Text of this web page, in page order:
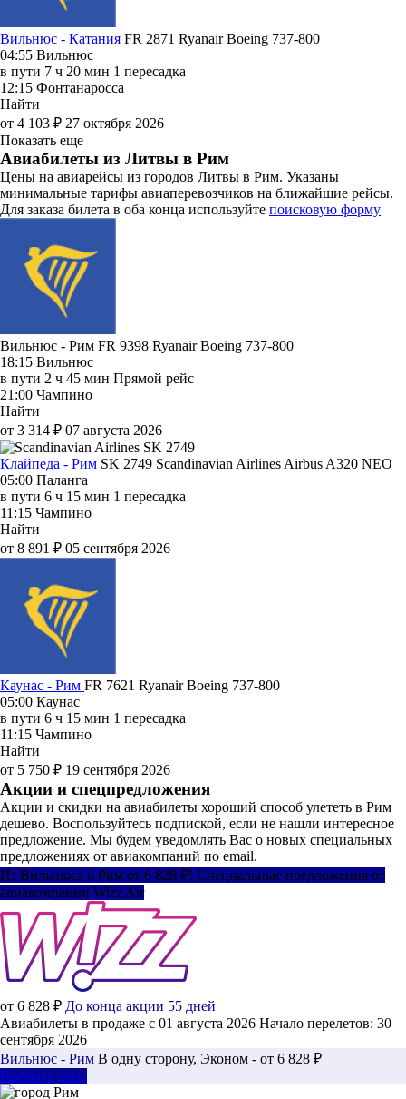
Вильнюс - Катания FR 2871 RyanairBoeing 737-800
04:55 Вильнюс
в пути 7 ч 20 мин 1 пересадка
12:15 Фонтанаросса
Найти
от 4 103 ₽ 27 октября 2026
Показать еще
Авиабилеты из Литвы в Рим
Цены на авиарейсы из городов Литвы в Рим. Указаны
минимальные тарифы авиаперевозчиков на ближайшие рейсы.
Для заказа билета в оба конца используйте поисковую форму
Вильнюс - Рим FR 9398 RyanairBoeing 737-800
18:15 Вильнюс
в пути 2 ч 45 мин Прямой рейс
21:00 Чампино
Найти
от 3 314 ₽ 07 августа 2026
Клайпеда - Рим SK 2749 Scandinavian Airlines Airbus A320 NEO
05:00 Паланга
в пути 6 ч 15 мин 1 пересадка
11:15 Чампино
Найти
от 8 891 ₽ 05 сентября 2026
Каунас - Рим FR 7621 RyanairBoeing 737-800
05:00 Каунас
в пути 6 ч 15 мин 1 пересадка
11:15 Чампино
Найти
от 5 750 ₽ 19 сентября 2026
Акции и спецпредложения
Акции и скидки на авиабилеты хороший способ улететь в Рим
дешево. Воспользуйтесь подпиской, если не нашли интересное
предложение. Мы будем уведомлять Вас о новых специальных
предложениях от авиакомпаний по email.
Из Вильнюса в Рим от 6 828 ₽! Специальные предложения от
авиакомпании Wizz Air
от 6 828 ₽ До конца акции 55 дней
Авиабилеты в продаже с 01 августа 2026 Начало перелетов: 30
сентября 2026
Вильнюс - Рим В одну сторону, Эконом - от 6 828 ₽
Выбрать даты